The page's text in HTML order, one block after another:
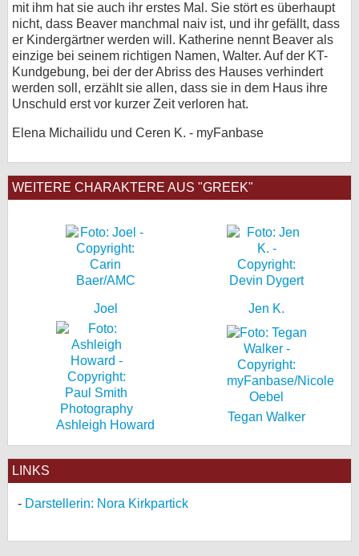
mit ihm hat sie auch ihr erstes Mal. Sie stört es überhaupt
nicht, dass Beaver manchmal naiv ist, und ihr gefällt, dass
er Kindergärtner werden will. Katherine nennt Beaver als
einzige bei seinem richtigen Namen, Walter. Auf der KT-
Kundgebung, bei der der Abriss des Hauses verhindert
werden soll, erzählt sie allen, dass sie in dem Haus ihre
Unschuld erst vor kurzer Zeit verloren hat.
Elena Michailidu und Ceren K. - myFanbase
WEITERE CHARAKTERE AUS "GREEK"
Joel Jen K.
Ashleigh Howard
Tegan Walker
LINKS
Darstellerin: Nora Kirkpartick